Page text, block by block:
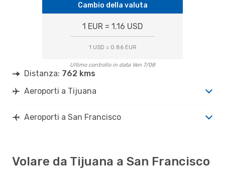
Cambio della valuta
1 EUR = 1.16 USD
1 USD = 0.86 EUR
Ultimo controllo in data Ven 7/08
Distanza: 762 kms
Aeroporti a Tijuana
Aeroporti a San Francisco
Volare da Tijuana a San Francisco